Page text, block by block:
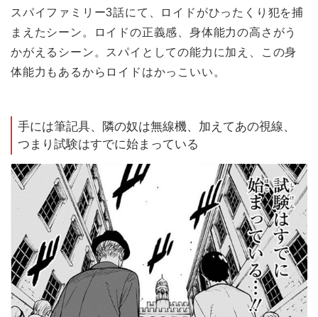
スパイファミリー3話にて、ロイドがひったくり犯を捕
まえたシーン。ロイドの正義感、身体能力の高さがう
かがえるシーン。スパイとしての能力に加え、この身
体能力もあるからロイドはかっこいい。
手には筆記具、隣の奴は無線機、加えてあの視線、
つまり試験はすでに始まっている